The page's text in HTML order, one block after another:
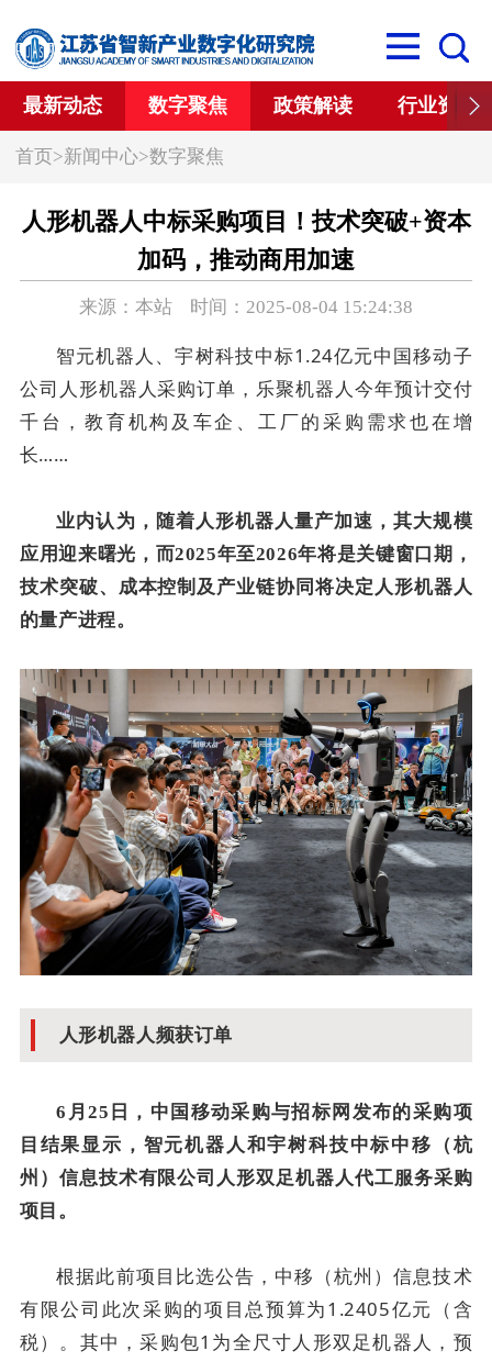
最新动态 数字聚焦 政策解读 行业资讯
首页>新闻中心>数字聚焦
人形机器人中标采购项目！技术突破+资本
加码，推动商用加速
来源：本站 时间：2025-08-04 15:24:38
智元机器人、宇树科技中标1.24亿元中国移动子
公司人形机器人采购订单，乐聚机器人今年预计交付
千台，教育机构及车企、工厂的采购需求也在增
长……
业内认为，随着人形机器人量产加速，其大规模
应用迎来曙光，而2025年至2026年将是关键窗口期，
技术突破、成本控制及产业链协同将决定人形机器人
的量产进程。
人形机器人频获订单
6月25日，中国移动采购与招标网发布的采购项
目结果显示，智元机器人和宇树科技中标中移（杭
州）信息技术有限公司人形双足机器人代工服务采购
项目。
根据此前项目比选公告，中移（杭州）信息技术
有限公司此次采购的项目总预算为1.2405亿元（含
税）。其中，采购包1为全尺寸人形双足机器人，预